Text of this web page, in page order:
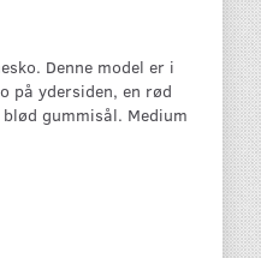
Denne model er i
på ydersiden, en rød
gummisål. Medium